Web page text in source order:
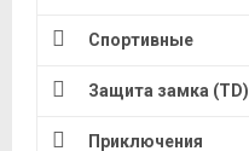
Спортивные
Защита замка (TD)
Приключения